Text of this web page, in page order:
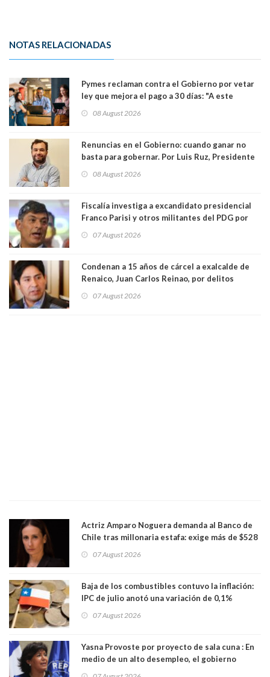
NOTAS RELACIONADAS
Pymes reclaman contra el Gobierno por vetar
ley que mejora el pago a 30 días: "A este
medianas empresas"
08 August 2026
Renuncias en el Gobierno: cuando ganar no
basta para gobernar. Por Luis Ruz, Presidente
08 August 2026
Fiscalía investiga a excandidato presidencial
Franco Parisi y otros militantes del PDG por
07 August 2026
Condenan a 15 años de cárcel a exalcalde de
Renaico, Juan Carlos Reinao, por delitos
07 August 2026
Actriz Amparo Noguera demanda al Banco de
Chile tras millonaria estafa: exige más de $528
07 August 2026
Baja de los combustibles contuvo la inflación:
IPC de julio anotó una variación de 0,1%
07 August 2026
Yasna Provoste por proyecto de sala cuna : En
medio de un alto desempleo, el gobierno